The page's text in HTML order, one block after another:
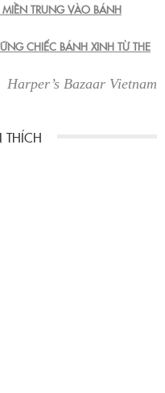
TRUNG VÀO BÁNH
CHIẾC BÁNH XINH TỪ THE
Harper’s Bazaar Vietnam